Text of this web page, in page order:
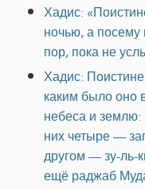
Хадис:
ночью, а посему
пор, пока не
Хадис:
каким было оно
небеса и землю:
них четыре —
другом — зу-ль-
ещё раджаб